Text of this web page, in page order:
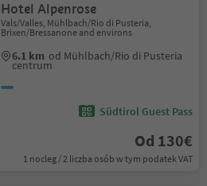
Hotel Alpenrose
Vals/Valles, Mühlbach/Rio di Pusteria,
Brixen/Bressanone and environs
6.1 km od Mühlbach/Rio di Pusteria
centrum
Südtirol Guest Pass
Od 130€
1 nocleg / 2 liczba osób w tym podatek VAT